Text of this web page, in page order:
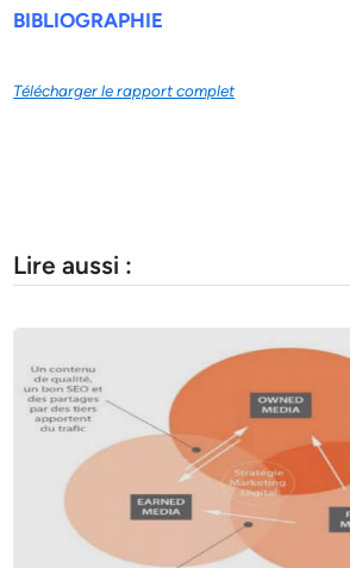
BIBLIOGRAPHIE
Télécharger le rapport complet
Lire aussi :